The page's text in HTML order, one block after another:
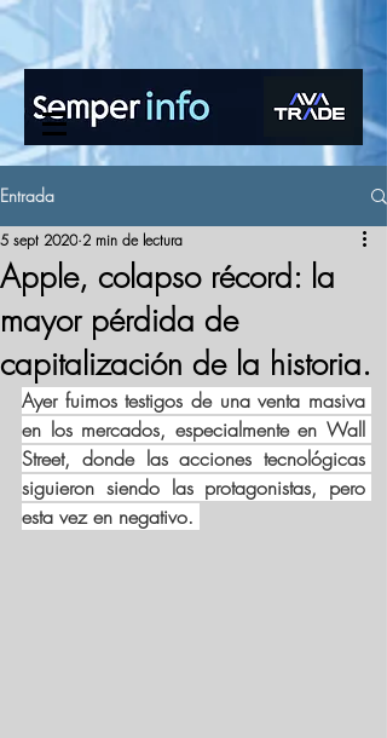
www.semperinfo.com
Entrada
Apple, colapso récord: la
mayor pérdida de
capitalización de la historia.
5 sept 2020 2 min de lectura
Ayer fuimos testigos de una venta masiva
en los mercados, especialmente en Wall
Street, donde las acciones tecnológicas
siguieron siendo las protagonistas, pero
esta vez en negativo.